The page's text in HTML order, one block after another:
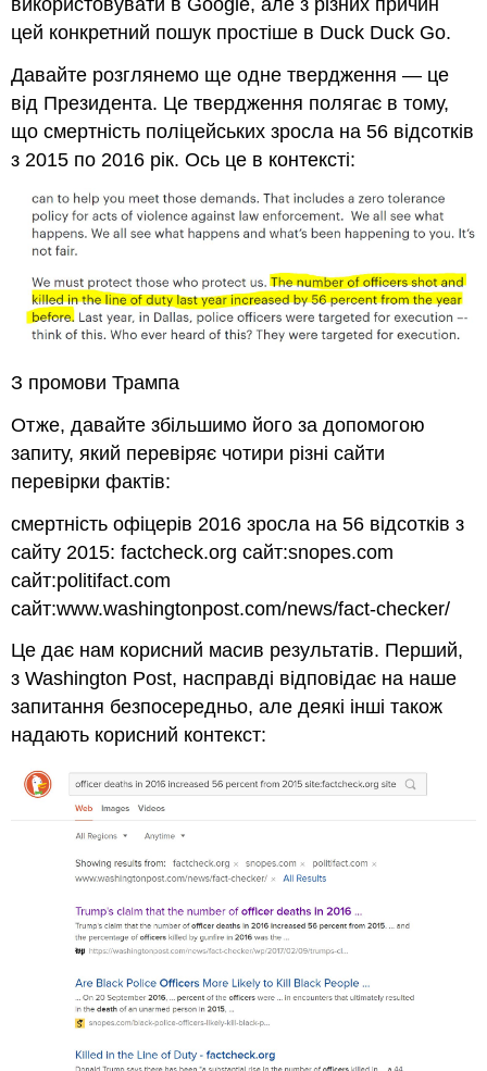
цей конкретний пошук простіше в Duck Duck Go.
Давайте розглянемо ще одне твердження — це
від Президента. Це твердження полягає в тому,
що смертність поліцейських зросла на 56 відсотків
з 2015 по 2016 рік. Ось це в контексті:
З промови Трампа
Отже, давайте збільшимо його за допомогою
запиту, який перевіряє чотири різні сайти
перевірки фактів:
смертність офіцерів 2016 зросла на 56 відсотків з
сайту 2015: factcheck.org сайт:snopes.com
сайт:politifact.com
сайт:www.washingtonpost.com/news/fact-checker/
Це дає нам корисний масив результатів. Перший,
з Washington Post, насправді відповідає на наше
запитання безпосередньо, але деякі інші також
надають корисний контекст: